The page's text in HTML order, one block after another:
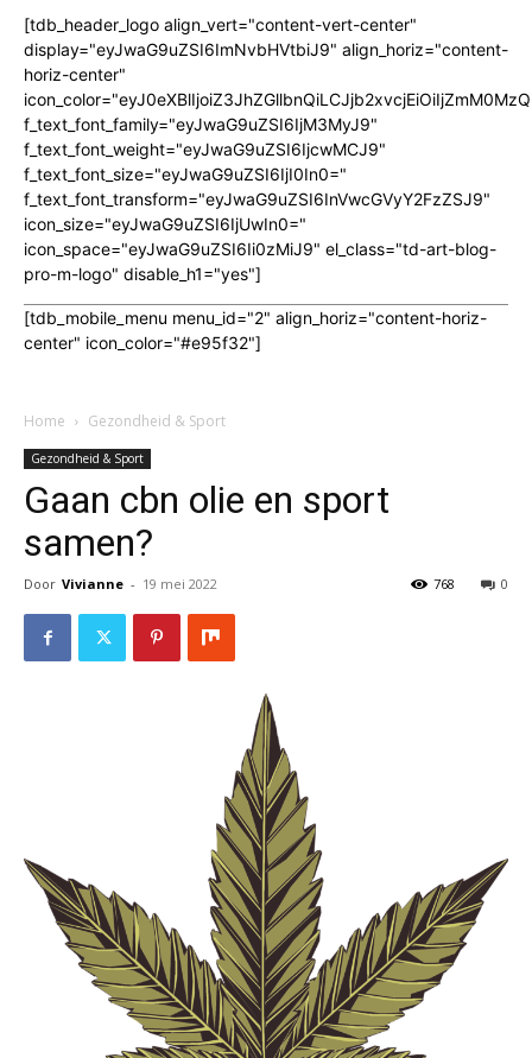
[tdb_header_logo align_vert="content-vert-center"
display="eyJwaG9uZSI6ImNvbHVtbiJ9" align_horiz="content-
horiz-center"
f_text_font_family="eyJwaG9uZSI6IjM3MyJ9"
f_text_font_weight="eyJwaG9uZSI6IjcwMCJ9"
f_text_font_size="eyJwaG9uZSI6IjI0In0="
f_text_font_transform="eyJwaG9uZSI6InVwcGVyY2FzZSJ9"
icon_size="eyJwaG9uZSI6IjUwIn0="
icon_space="eyJwaG9uZSI6Ii0zMiJ9" el_class="td-art-blog-
pro-m-logo" disable_h1="yes"]
[tdb_mobile_menu menu_id="2" align_horiz="content-horiz-
center" icon_color="#e95f32"]
Home Gezondheid & Sport
Gezondheid & Sport
Gaan cbn olie en sport
samen?
Door Vivianne - 19 mei 2022 0
768